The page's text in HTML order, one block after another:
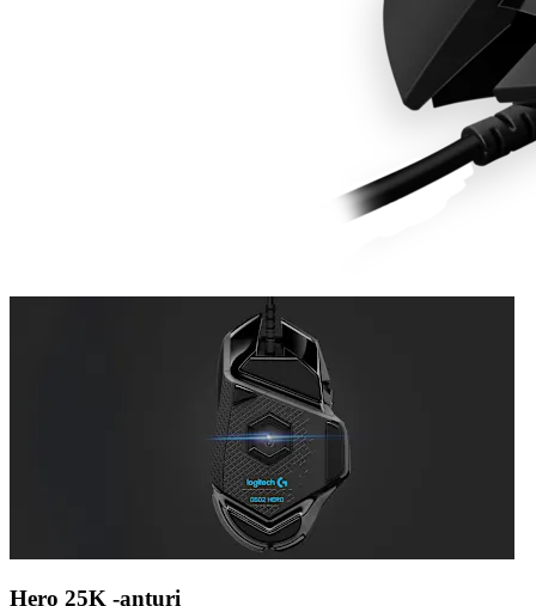
Hero 25K -anturi